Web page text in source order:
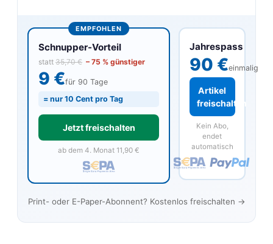
Jahrespass
90 €einmalig
Artikel
freischalten
Kein Abo,
endet
automatisch
EMPFOHLEN
Schnupper-Vorteil
statt 35,70 € – 75 % günstiger
9 €für 90 Tage
= nur 10 Cent pro Tag
Jetzt freischalten
ab dem 4. Monat 11,90 €
Print- oder E-Paper-Abonnent? Kostenlos freischalten →